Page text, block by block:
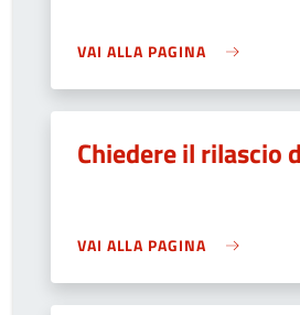
VAI ALLA PAGINA
Chiedere il rilascio
VAI ALLA PAGINA